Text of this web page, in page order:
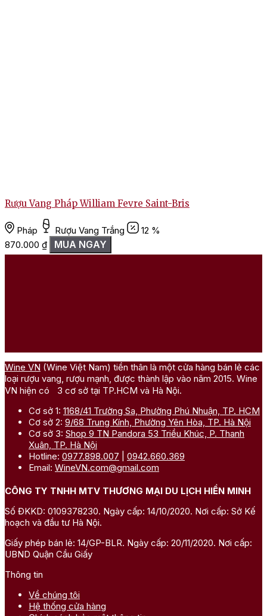
Rượu Vang Pháp William Fevre Saint-Bris
Pháp Rượu Vang Trắng
12 %
870.000 ₫ MUA NGAY
Wine VN (Wine Việt Nam) tiền thân là một cửa hàng bán lẻ các
loại rượu vang, rượu mạnh, được thành lập vào năm 2015. Wine
VN hiện có 3 cơ sở tại TP.HCM và Hà Nội.
Cơ sở 1: 1168/41 Trường Sa, Phường Phú Nhuận, TP. HCM
Cơ sở 2: 9/68 Trung Kính, Phường Yên Hòa, TP. Hà Nội
Cơ sở 3: Shop 9 TN Pandora 53 Triều Khúc, P. Thanh
Xuân, TP. Hà Nội
Hotline: 0977.898.007
0942.660.369
Email: WineVN.com@gmail.com
CÔNG TY TNHH MTV THƯƠNG MẠI DU LỊCH HIỀN MINH
Số ĐKKD: 0109378230. Ngày cấp: 14/10/2020. Nơi cấp: Sở Kế
hoạch và đầu tư Hà Nội.
Giấy phép bán lẻ: 14/GP-BLR. Ngày cấp: 20/11/2020. Nơi cấp:
UBND Quận Cầu Giấy
Thông tin
Về chúng tôi
Hệ thống cửa hàng